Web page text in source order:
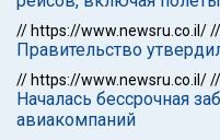
// https://www.newsru.co.il///
Правительство
// https://www.newsru.co.il///
Началась бессрочная
авиакомпаний